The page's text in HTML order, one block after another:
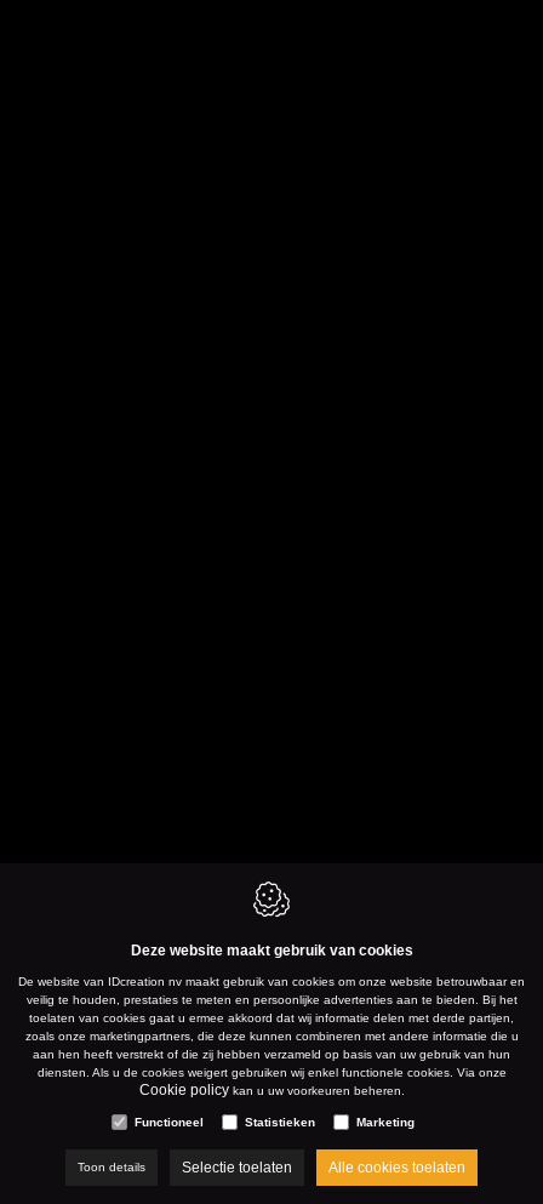
Deze website maakt gebruik van cookies
De website van IDcreation nv maakt gebruik van cookies om onze website betrouwbaar en
veilig te houden, prestaties te meten en persoonlijke advertenties aan te bieden. Bij het
toelaten van cookies gaat u ermee akkoord dat wij informatie delen met derde partijen,
zoals onze marketingpartners, die deze kunnen combineren met andere informatie die u
aan hen heeft verstrekt of die zij hebben verzameld op basis van uw gebruik van hun
diensten. Als u de cookies weigert gebruiken wij enkel functionele cookies. Via onze
Cookie policykan u uw voorkeuren beheren.
Functioneel Statistieken Marketing
Toon details Selectie toelaten Alle cookies toelaten